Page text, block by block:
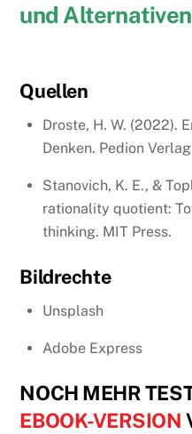
und
Quellen
Droste, H. W. (2022).
Denken. Pedion Verlag
Stanovich, K. E., &
rationality quotient:
thinking. MIT Press.
Bildrechte
Unsplash
Adobe Express
NOCH MEHR
EBOOK-VERSION